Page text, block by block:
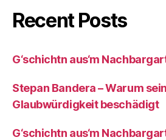
Recent Posts
G‘schichtn aus‘m
Stepan Bandera – Warum
Glaubwürdigkeit beschädigt
G‘schichtn aus‘m